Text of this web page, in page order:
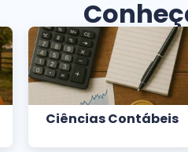
Ciências Contábeis